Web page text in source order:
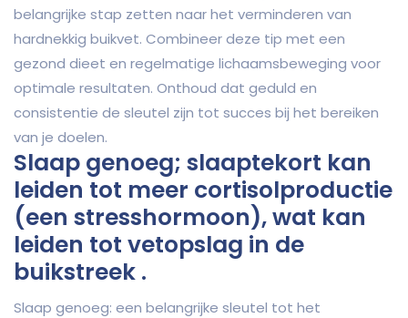
belangrijke stap zetten naar het verminderen van
hardnekkig buikvet. Combineer deze tip met een
gezond dieet en regelmatige lichaamsbeweging voor
optimale resultaten. Onthoud dat geduld en
consistentie de sleutel zijn tot succes bij het bereiken
van je doelen.
Slaap genoeg; slaaptekort kan
leiden tot meer cortisolproductie
(een stresshormoon), wat kan
leiden tot vetopslag in de
buikstreek .
Slaap genoeg: een belangrijke sleutel tot het